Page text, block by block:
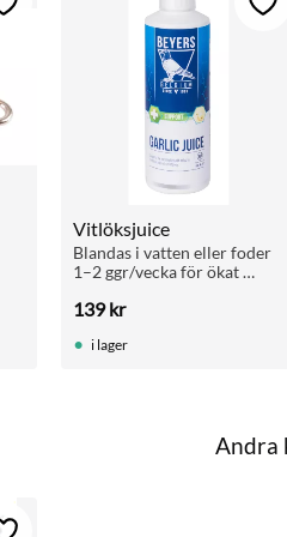
Lägg till i favoriter
Vitlöksjuice
Blandas i vatten eller foder
1–2 ggr/vecka för ökat
ämnesomsättning året runt.
139kr
i lager
Andra